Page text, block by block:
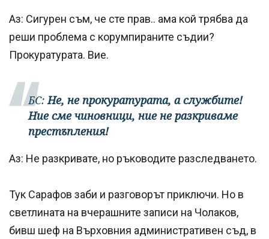
Аз: Сигурен съм, че сте прав.. ама кой трябва да
реши проблема с корумпираните съдии?
Прокуратурата. Вие.
БС:Не, не прокуратурата, а службите!
Ние сме чиновници, ние не разкриваме
престъпления!
Аз: Не разкривате, но ръководите разследването.
Тук Сарафов заби и разговорът приключи. Но в
светлината на вчерашните записи на Чолаков,
бивш шеф на Върховния административен съд, в